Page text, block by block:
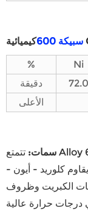
سبيكة 600
%
Ni
دقيقة
72.0
الأعلى
سمات: تتمتع Alloy 600 بمقاومة جيدة للتآكل ودرجة الحرارة
يقاوم كلوريد - أيون -
الكبريت وظروف